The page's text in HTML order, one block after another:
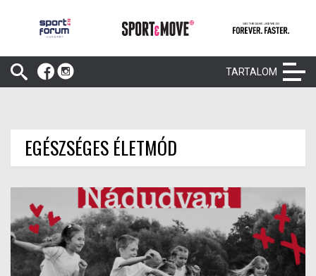
TARTALOM
EGÉSZSÉGES ÉLETMÓD